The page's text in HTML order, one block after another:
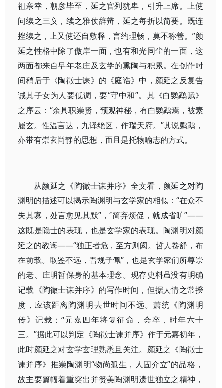
祖亲幸，朝彦毕至，延之官列犹卑，引升上席。上使
问续之三义，续之雅仗辞辩，延之每折以简要。既连
挫续之，上又使还自敷释，言约理畅，莫不称善。”颜
延之性格中除了傲岸一面，也有和光同尘的一面，这
两面都来自早年老庄及玄学的熏陶与积累。在创作时
间稍后于《陶徵士诔》的《庭诰》中，颜延之反复告
诫其子女为人要低调，要“守中和”。其《白鹦鹉赋》
之序云：“余具职崇贤，预观神秘，有白鹦鹉焉，被素
履玄。性温言达，九译绝区，作瑞天府。”其说鹦鹉，
亦带有崇玄尚静的思想，而且是托物喻志的方式。
从颜延之《陶徵士诔并序》全文看，颜延之对陶
渊明的描述可以揭示陶渊明与玄学家的相似：“在众不
失其寡，处言愈见其默”，“简弃烦促，就成省旷”——
这既是隐士的表现，也是玄学家的表现。陶渊明对颜
延之的教诲——“独正者危，至方则阂。哲人卷舒，布
在前载。取鉴不远，吾规子佩”，也是玄学家们所尊崇
的老、庄明哲保身的基本理念。现存史料虽没有明确
记载《陶徵士诔并序》的写作时间，但据人情之常揆
度，应该距离陶渊明去世时间不远。萧统《陶渊明
传》记载：“元嘉四年将复征命，会卒，时年六十
三。”据此可以判定《陶徵士诔并序》作于元嘉初年，
此时颜延之对玄学玄理熟悉且关注。颜延之《陶徵士
诔并序》推崇陶渊明“物尚孤生，人固介立”的品格，
故主要篇幅着重突出并赞美陶渊明遗世独立之精神，